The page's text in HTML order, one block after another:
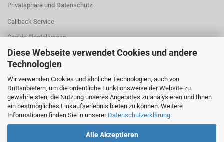
Diese Webseite verwendet Cookies und andere
Technologien
Wir verwenden Cookies und ähnliche Technologien, auch von
Drittanbietern, um die ordentliche Funktionsweise der Website zu
gewährleisten, die Nutzung unseres Angebotes zu analysieren und Ihnen
ein bestmögliches Einkaufserlebnis bieten zu können. Weitere
Informationen finden Sie in unserer Datenschutzerklärung.
Alle Akzeptieren
Privatsphäre und Datenschutz
Callback Service
Cookie Einstellungen
leer
Footer 3. Spalte